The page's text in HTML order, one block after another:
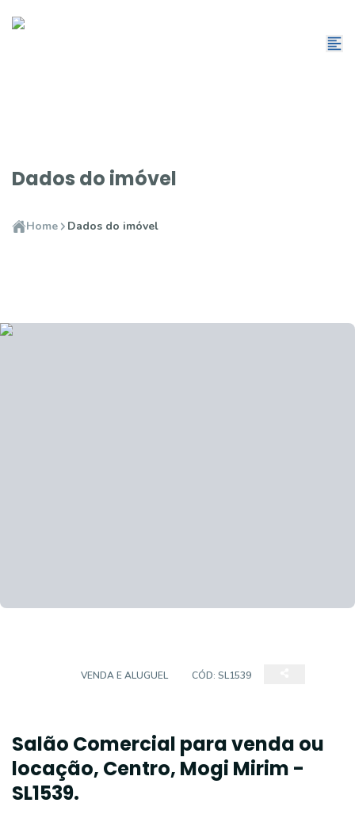
Dados do imóvel
Home Dados do imóvel
VENDA E ALUGUEL CÓD: SL1539
Salão Comercial para venda ou
locação, Centro, Mogi Mirim -
SL1539.